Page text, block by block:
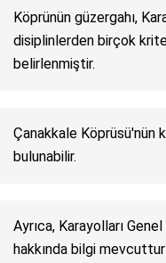
Köprünün güzergahı,
disiplinlerden birçok
belirlenmiştir.
Çanakkale Köprüsü'nün
bulunabilir.
Ayrıca, Karayolları
hakkında bilgi mevcuttur